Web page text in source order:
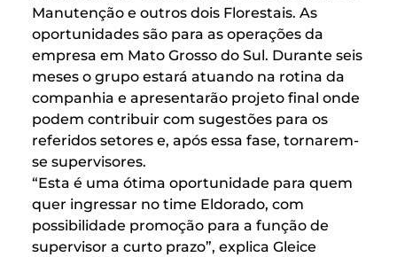
Manutenção e outros dois Florestais. As
oportunidades são para as operações da
empresa em Mato Grosso do Sul. Durante seis
meses o grupo estará atuando na rotina da
companhia e apresentarão projeto final onde
podem contribuir com sugestões para os
referidos setores e, após essa fase, tornarem-
se supervisores.
“Esta é uma ótima oportunidade para quem
quer ingressar no time Eldorado, com
possibilidade promoção para a função de
supervisor a curto prazo”, explica Gleice